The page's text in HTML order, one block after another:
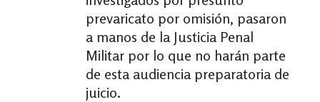
prevaricato por omisión, pasaron
a manos de la Justicia Penal
Militar por lo que no harán parte
de esta audiencia preparatoria de
juicio.